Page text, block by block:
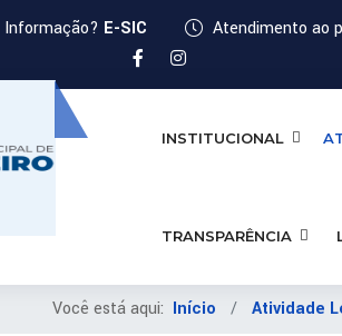
Informação? E-SIC Atendimento ao
INSTITUCIONAL
TRANSPARÊNCIA
Você está aqui: Início Atividade